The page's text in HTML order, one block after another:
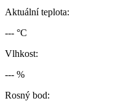
Aktuální teplota:
--- °C
Vlhkost:
--- %
Rosný bod: